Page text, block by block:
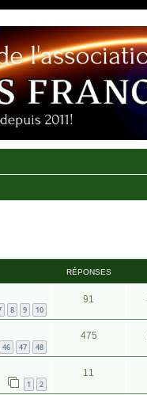
RÉPONSES
8 9 10
91
46 47 48
475
1 2
11